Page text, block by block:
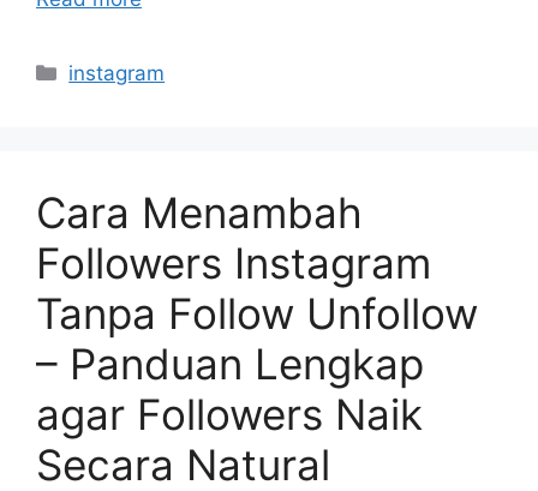
Categories
instagram
Cara Menambah
Followers Instagram
Tanpa Follow Unfollow
– Panduan Lengkap
agar Followers Naik
Secara Natural